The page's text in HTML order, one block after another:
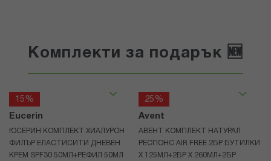
Комплекти за подарък 🆕
15%
Eucerin
ЮСЕРИН КОМПЛЕКТ ХИАЛУРОН
ФИЛЪР ЕЛАСТИСИТИ ДНЕВЕН
КРЕМ SPF30 50МЛ+РЕФИЛ 50МЛ
25%
Avent
АВЕНТ КОМПЛЕКТ НАТУРАЛ
РЕСПОНС AIR FREE 2БР БУТИЛКИ
Х 125МЛ+2БР Х 260МЛ+2БР